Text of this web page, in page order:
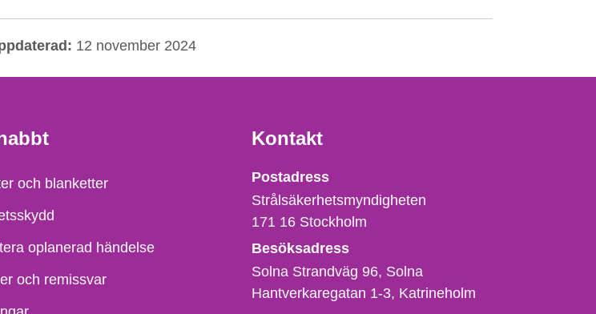
12 november 2024
och blanketter
oplanerad händelse
och remissvar
Kontakt
Strålsäkerhetsmyndigheten
Postadress
Strålsäkerhetsmyndigheten
171 16 Stockholm
Besöksadress
Solna Strandväg 96, Solna
Hantverkaregatan 1-3 Katrineholm